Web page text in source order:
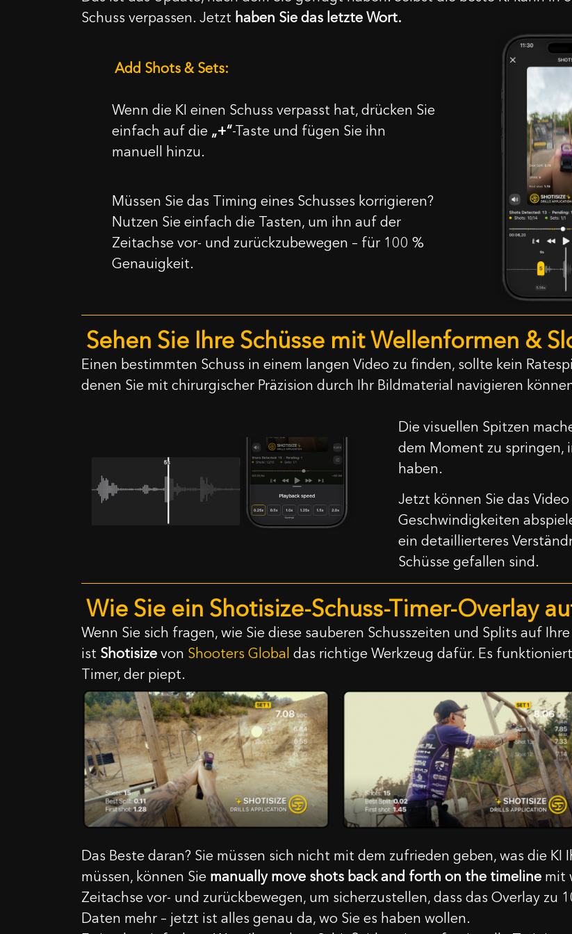
Schuss verpassen. Jetzt haben Sie das letzte Wort.
Add Shots & Sets:
Wenn die KI einen Schuss verpasst hat, drücken Sie
einfach auf die „+“-Taste und fügen Sie ihn
manuell hinzu.
Müssen Sie das Timing eines Schusses korrigieren?
Nutzen Sie einfach die Tasten, um ihn auf der
Zeitachse vor- und zurückzubewegen – für 100 %
Genauigkeit.
Sehen Sie Ihre Schüsse mit Wellenformen &
Einen bestimmten Schuss in einem langen Video zu finden, sollte kein
denen Sie mit chirurgischer Präzision durch Ihr Bildmaterial navigieren
Die visuellen Spitzen
dem Moment zu springen,
haben.
Jetzt können Sie das
Geschwindigkeiten
ein detaillierteres
Schüsse gefallen sind.
Wie Sie ein Shotisize-Schuss-Timer-Overlay
Wenn Sie sich fragen, wie Sie diese sauberen Schusszeiten und Splits auf
ist Shotisize von Shooters Global das richtige Werkzeug dafür. Es
Timer, der piept.
Das Beste daran? Sie müssen sich nicht mit dem zufrieden geben, was die
müssen, können Sie manually move shots back and forth on the timeline mit
Zeitachse vor- und zurückbewegen, um sicherzustellen, dass das Overlay zu
Daten mehr – jetzt ist alles genau da, wo Sie es haben wollen.